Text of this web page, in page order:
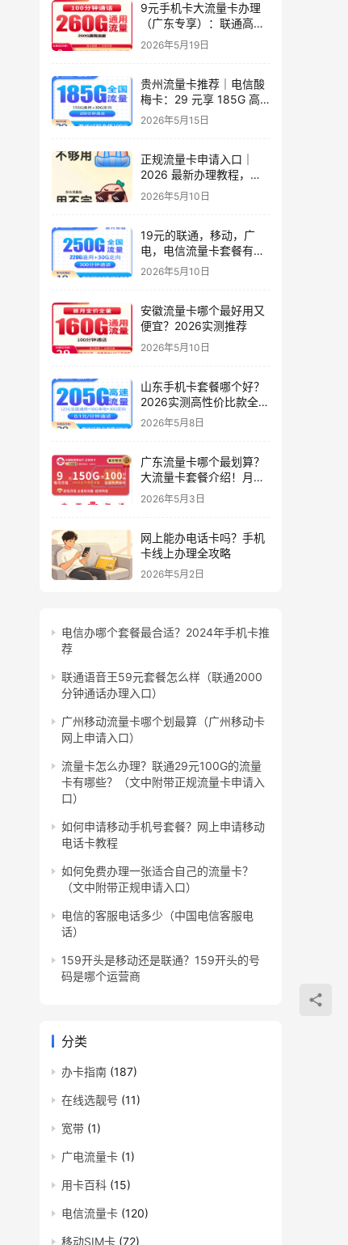
9元手机卡大流量卡办理
（广东专享）：联通高性
价比套餐实测指南
2026年5月19日
贵州流量卡推荐｜电信酸
梅卡：29 元享 185G 高
速流量 + 200 分钟，长期
2026年5月15日
正规流量卡申请入口｜
2026 最新办理教程，小
白零踩坑，附避坑技巧
2026年5月10日
19元的联通，移动，广
电，电信流量卡套餐有几
种？实测6款高性价比套
2026年5月10日
安徽流量卡哪个最好用又
便宜？2026实测推荐
2026年5月10日
山东手机卡套餐哪个好？
2026实测高性价比款全解
析（只发山东）
2026年5月8日
广东流量卡哪个最划算？
大流量卡套餐介绍！月租
9元起，150G起全国通用
2026年5月3日
网上能办电话卡吗？手机
卡线上办理全攻略
2026年5月2日
电信办哪个套餐最合适？2024年手机卡推
荐
联通语音王59元套餐怎么样（联通2000
分钟通话办理入口）
广州移动流量卡哪个划最算（广州移动卡
网上申请入口）
流量卡怎么办理？联通29元100G的流量
卡有哪些？（文中附带正规流量卡申请入
口）
如何申请移动手机号套餐？网上申请移动
电话卡教程
如何免费办理一张适合自己的流量卡？
（文中附带正规申请入口）
电信的客服电话多少（中国电信客服电
话）
159开头是移动还是联通？159开头的号
码是哪个运营商
分类
办卡指南 (187)
在线选靓号 (11)
宽带 (1)
广电流量卡 (1)
用卡百科 (15)
电信流量卡 (120)
移动SIM卡 (72)